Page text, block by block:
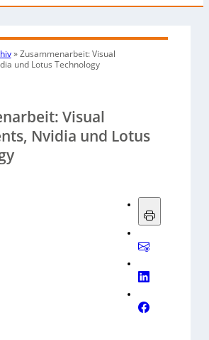
»Zusammenarbeit: Visual
und Lotus Technology
Visual
Nvidia und Lotus